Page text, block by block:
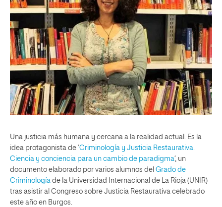
Una justicia más humana y cercana a la realidad actual. Es la
idea protagonista de ‘Criminología y Justicia Restaurativa.
Ciencia y conciencia para un cambio de paradigma‘, un
documento elaborado por varios alumnos del Grado de
Criminología de la Universidad Internacional de La Rioja (UNIR)
tras asistir al Congreso sobre Justicia Restaurativa celebrado
este año en Burgos.